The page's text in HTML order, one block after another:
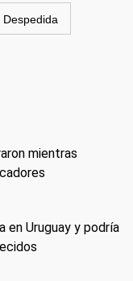
Despedida
mientras
en Uruguay y podría